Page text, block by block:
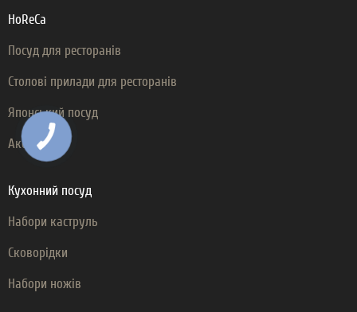
HoReCa
Посуд для ресторанів
Столові прилади для ресторанів
Японський посуд
Аксесуари
Кухонний посуд
Набори каструль
Сковорідки
Набори ножів